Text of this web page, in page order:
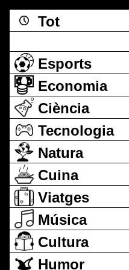
Tot
Esports
Economia
Ciència
Tecnologia
Natura
Cuina
Viatges
Música
Cultura
Humor